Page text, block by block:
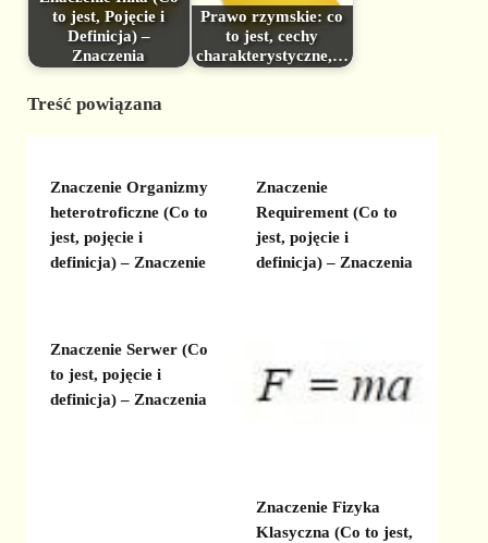
to jest, Pojęcie i
Definicja) –
Znaczenia
Prawo rzymskie: co
to jest, cechy
charakterystyczne,…
Treść powiązana
Znaczenie Organizmy
heterotroficzne (Co to
jest, pojęcie i
definicja) – Znaczenie
Znaczenie
Requirement (Co to
jest, pojęcie i
definicja) – Znaczenia
Znaczenie Serwer (Co
to jest, pojęcie i
definicja) – Znaczenia
Znaczenie Fizyka
Klasyczna (Co to jest,